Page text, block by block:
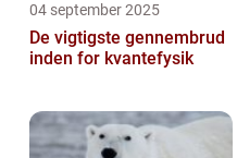
04 september 2025
De vigtigste gennembrud
inden for kvantefysik